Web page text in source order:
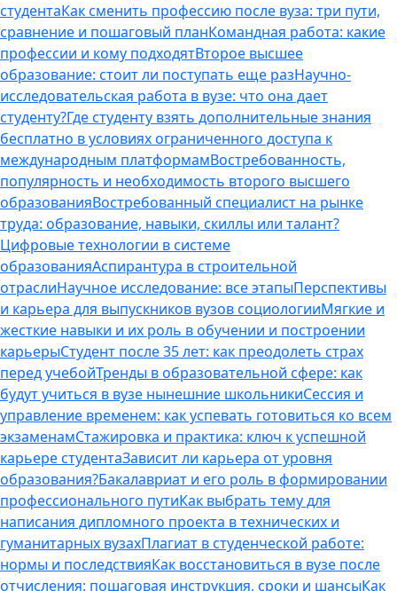
студентаКак сменить профессию после вуза: три пути,
сравнение и пошаговый планКомандная работа: какие
профессии и кому подходятВторое высшее
образование: стоит ли поступать еще разНаучно-
исследовательская работа в вузе: что она дает
студенту?Где студенту взять дополнительные знания
бесплатно в условиях ограниченного доступа к
международным платформамВостребованность,
популярность и необходимость второго высшего
образованияВостребованный специалист на рынке
труда: образование, навыки, скиллы или талант?
Цифровые технологии в системе
образованияАспирантура в строительной
отраслиНаучное исследование: все этапыПерспективы
и карьера для выпускников вузов социологииМягкие и
жесткие навыки и их роль в обучении и построении
карьерыСтудент после 35 лет: как преодолеть страх
перед учебойТренды в образовательной сфере: как
будут учиться в вузе нынешние школьникиСессия и
управление временем: как успевать готовиться ко всем
экзаменамСтажировка и практика: ключ к успешной
карьере студентаЗависит ли карьера от уровня
образования?Бакалавриат и его роль в формировании
профессионального путиКак выбрать тему для
написания дипломного проекта в технических и
гуманитарных вузахПлагиат в студенческой работе:
нормы и последствияКак восстановиться в вузе после
отчисления: пошаговая инструкция, сроки и шансыКак